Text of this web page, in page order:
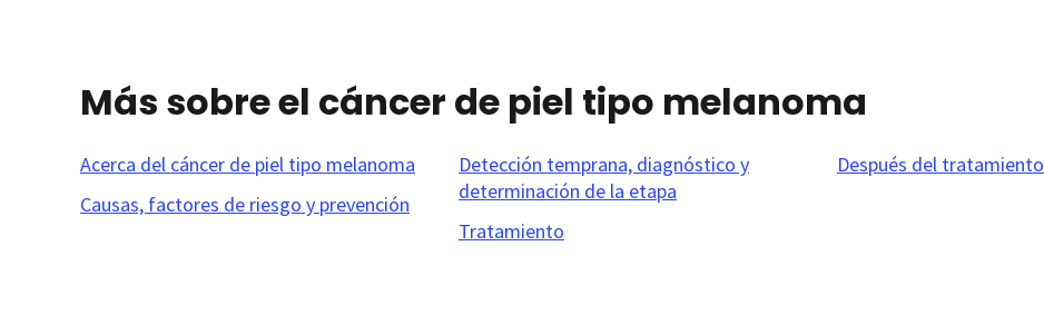
Más sobre el cáncer de piel tipo melanoma
Acerca del cáncer de piel tipo melanoma
Causas, factores de riesgo y prevención
Detección temprana, diagnóstico y
determinación de la etapa
Tratamiento
Después del tratamiento